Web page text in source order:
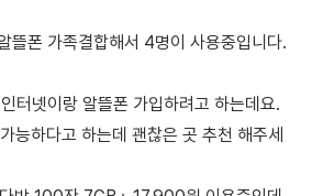
뜰폰 가족결합해서 4명이 사용중입니다.
터넷이랑 알뜰폰 가입하려고 하는데요.
능하다고 하는데 괜찮은 곳 추천 해주세